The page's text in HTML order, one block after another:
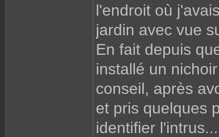
l'endroit où
jardin avec vue
En fait depuis
installé un
conseil, après
et pris quelques
identifier l'intrus...